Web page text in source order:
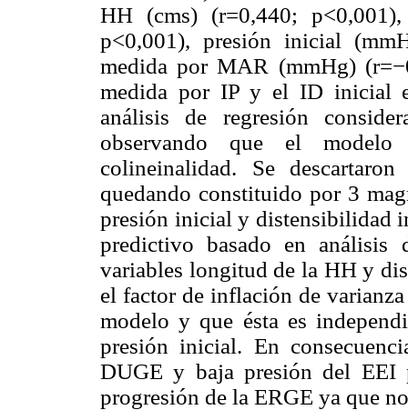
HH (cms) (r=0,440;
p<0,001), presión inicial
medida por MAR (mmHg)
medida por IP y el ID inicial
análisis de regresión
observando que el modelo
colineinalidad. Se
quedando constituido por 3
presión inicial y distensibilidad
predictivo basado en
variables longitud de la HH y
el factor de inflación de
modelo y que ésta es
presión inicial. En
DUGE y baja presión del EEI
progresión de la ERGE ya que